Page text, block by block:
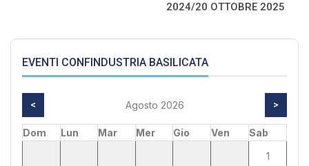
2024/20 OTTOBRE 2025
EVENTI CONFINDUSTRIA BASILICATA
< Agosto 2026 >
Dom Lun Mar Mer Gio Ven
Sab
1